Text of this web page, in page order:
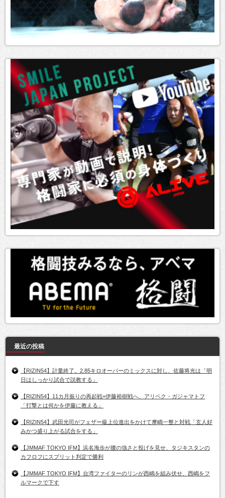
最近の投稿
【RIZIN54】計量終了。2.85キロオーバーのミックスに対し、佐藤将光は「明
日はしっかり試合で説教する」
【RIZIN54】11カ月振りの再起戦=伊藤裕樹戦へ、アリベク・ガジャマトフ
「打撃とは何かを伊藤に教える」
【RIZIN54】武田光司がフェザー級上位進出をかけて摩嶋一整と対戦「玄人好
みかつ盛り上がる試合をする」
【JMMAF TOKYO IFM】浜名海歩が腰の強さと投げを見せ、タジキスタンの
カフロフにスプリット判定で勝利
【JMMAF TOKYO IFM】台湾ファイターのリンが西嶋を組み伏せ、西嶋をフ
ルマークで下す